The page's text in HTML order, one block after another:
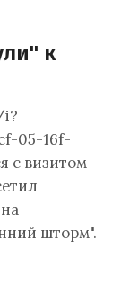
к
05-16f-
с визитом
шторм".